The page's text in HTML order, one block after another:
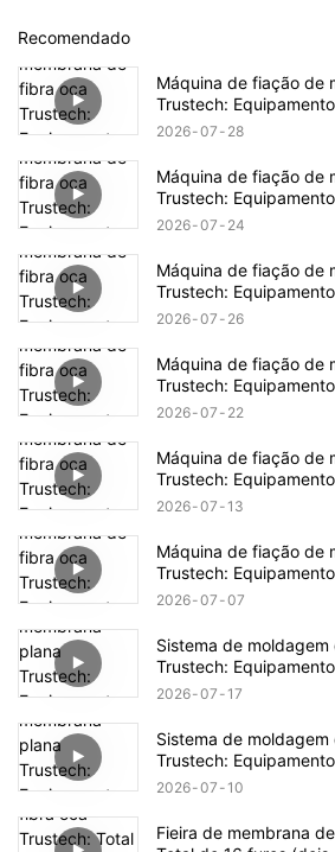
Recomendado
Máquina de fiação de
Trustech:
revelados (17)
2026 07 28
Máquina de fiação de
Trustech:
revelados (16)
2026 07 24
Máquina de fiação de
Trustech:
revelados (18)
2026 07 26
Máquina de fiação de
Trustech:
revelados (17)
2026 07 22
Máquina de fiação de
Trustech:
revelados (16)
2026 07 13
Máquina de fiação de
Trustech:
revelados (15)
2026 07 07
Sistema de
Trustech:
2026 07 17
Sistema de
Trustech:
2026 07 10
Fieira de membrana